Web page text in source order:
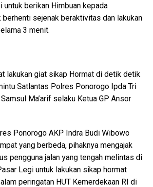
untuk berikan Himbuan kepada
berhenti sejenak beraktivitas dan lakukan
3 menit.
lakukan giat sikap Hormat di detik detik
Satlantas Polres Ponorogo Ipda Tri
Ma’arif selaku Ketua GP Ansor
Ponorogo AKP Indra Budi Wibowo
yang berbeda, pihaknya mengajak
pengguna jalan yang tengah melintas di
Legi untuk lakukan sikap hormat
peringatan HUT Kemerdekaan RI di